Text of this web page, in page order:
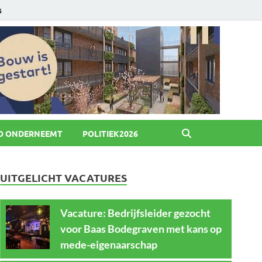
ONDERNEEMT POLITIEK2026
UITGELICHT VACATURES
Vacature: Bedrijfsleider gezocht
voor Baas Bodegraven met kans op
mede-eigenaarschap